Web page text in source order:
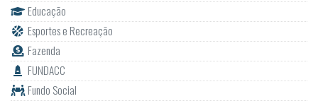
Educação
Esportes e Recreação
Fazenda
FUNDACC
Fundo Social